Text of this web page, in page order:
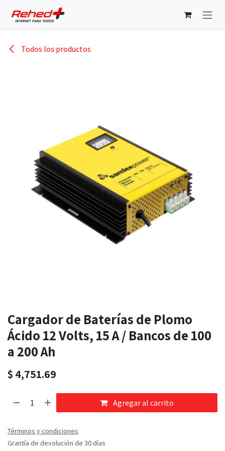
Todos los productos
Cargador de Baterías de Plomo
Ácido 12 Volts, 15 A / Bancos de 100
a 200 Ah
$ 4,751.69
Agregar al carrito
Términos y condiciones
Grantía de devolución de 30 días